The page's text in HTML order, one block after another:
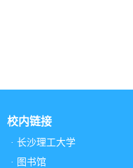
校内链接
· 长沙理工大学
· 图书馆